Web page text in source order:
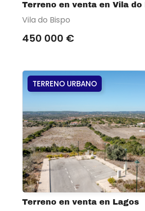
Terreno en venta en Vila do
Vila do Bispo
450 000 €
TERRENO URBANO
Terreno en venta en Lagos